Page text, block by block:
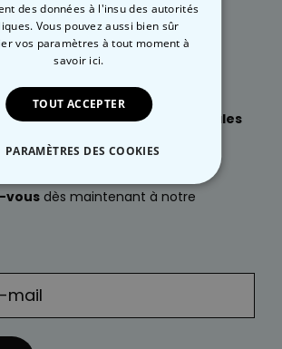
réduction
commande, des infos sur nos
ainsi que des idées cadeaux géniales
exclusives ?
vous dès maintenant à notre
des données à l'insu des autorités
Vous pouvez aussi bien sûr
vos paramètres à tout moment à
savoir ici.
TOUT ACCEPTER
PARAMÈTRES DES COOKIES
NÉCESSAIRE
CLASSÉ